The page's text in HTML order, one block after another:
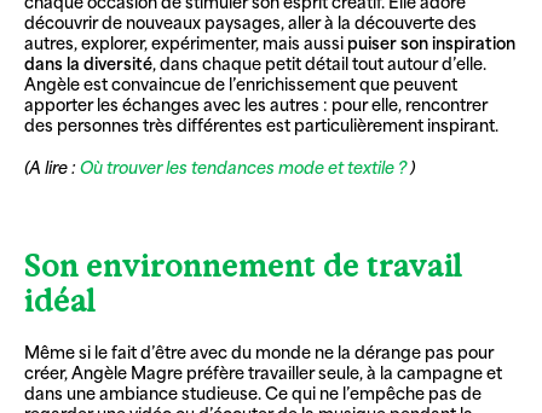
découvrir de nouveaux paysages, aller à la découverte des
autres, explorer, expérimenter, mais aussi puiser son inspiration
dans la diversité, dans chaque petit détail tout autour d’elle.
Angèle est convaincue de l’enrichissement que peuvent
apporter les échanges avec les autres : pour elle, rencontrer
des personnes très différentes est particulièrement inspirant.
(A lire : Où trouver les tendances mode et textile ?)
Son environnement de travail
idéal
Même si le fait d’être avec du monde ne la dérange pas pour
créer, Angèle Magre préfère travailler seule, à la campagne et
dans une ambiance studieuse. Ce qui ne l’empêche pas de